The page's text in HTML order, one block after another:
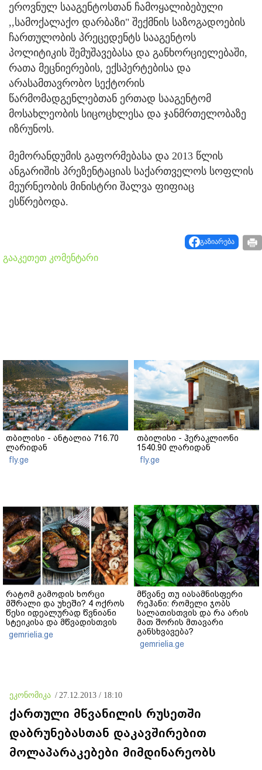
ეროვნულ სააგენტოსთან ჩამოყალიბებული
,,სამოქალაქო დარბაზი" შექმნის საზოგადოების
ჩართულობის პრეცედენტს სააგენტოს
პოლიტიკის შემუშავებასა და განხორციელებაში,
რათა მეცნიერების, ექსპერტებისა და
არასამთავრობო სექტორის
წარმომადგენლებთან ერთად სააგენტომ
მოსახლეობის სიცოცხლესა და ჯანმრთელობაზე
იზრუნოს.
მემორანდუმის გაფორმებასა და 2013 წლის
ანგარიშის პრეზენტაციას საქართველოს სოფლის
მეურნეობის მინისტრი შალვა ფიფიაც
ესწრებოდა.
გაზიარება
გააკეთეთ კომენტარი
თბილისი - ანტალია 716.70
ლარიდან
fly.ge
თბილისი - ჰერაკლიონი
1540.90 ლარიდან
fly.ge
რატომ გამოდის ხორცი
მშრალი და უხეში? 4 ოქროს
წესი იდეალურად წვნიანი
სტეიკისა და მწვადისთვის
gemrielia.ge
მწვანე თუ იასამნისფერი
რეჰანი: რომელი ჯობს
სალათისთვის და რა არის
მათ შორის მთავარი
განსხვავება?
gemrielia.ge
ეკონომიკა / 27.12.2013 / 18:10
ქართული მწვანილის რუსეთში
დაბრუნებასთან დაკავშირებით
მოლაპარაკებები მიმდინარეობს